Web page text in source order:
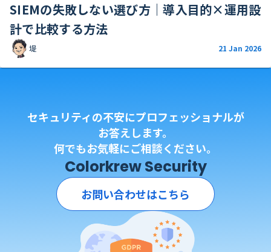
SIEMの失敗しない選び方｜導入目的×運用設
計で比較する方法
堤 21 Jan 2026
セキュリティの不安にプロフェッショナルが
お答えします。
何でもお気軽にご相談ください。
Colorkrew Security
お問い合わせはこちら